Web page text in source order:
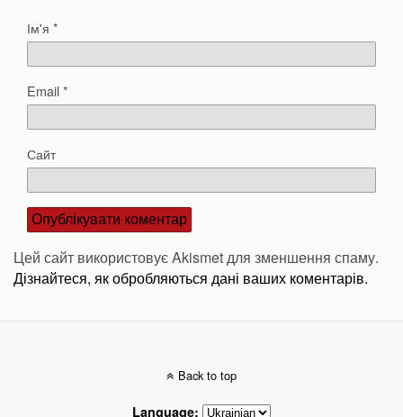
Ім'я *
Email*
Сайт
Цей сайт використовує Akismet для зменшення спаму.
Дізнайтеся, як обробляються дані ваших коментарів.
Back to top
Language: